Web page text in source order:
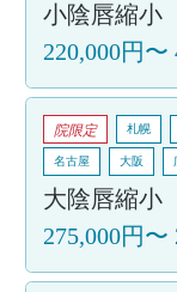
小陰唇縮小
220,000円〜
院限定 札幌
名古屋 大阪
大陰唇縮小
275,000円〜